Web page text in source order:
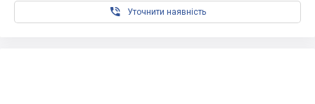
 Уточнити наявність